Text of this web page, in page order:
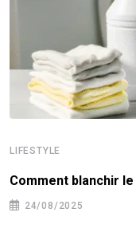
LIFESTYLE
Comment blanchir
24/08/2025